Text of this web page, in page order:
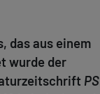
das aus einem
wurde der
PS